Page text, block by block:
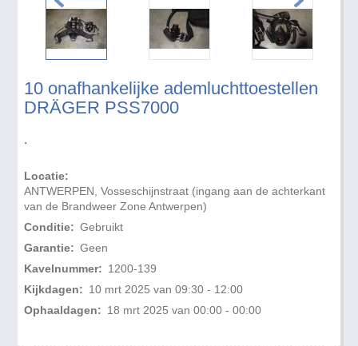
10 onafhankelijke ademluchttoestellen
DRÄGER PSS7000
.
Locatie:
ANTWERPEN, Vosseschijnstraat (ingang aan de achterkant
van de Brandweer Zone Antwerpen)
Conditie: Gebruikt
Garantie: Geen
Kavelnummer: 1200-139
Kijkdagen: 10 mrt 2025 van 09:30 - 12:00
Ophaaldagen: 18 mrt 2025 van 00:00 - 00:00